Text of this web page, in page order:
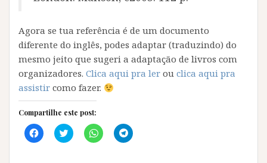
Agora se tua referência é de um documento
diferente do inglês, podes adaptar (traduzindo) do
mesmo jeito que sugeri a adaptação de livros com
organizadores. Clica aqui pra ler ou clica aqui pra
assistir como fazer.
Compartilhe este post:
C
l
C
l
C
l
C
l